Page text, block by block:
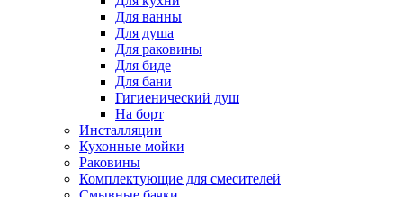
Для ванны
Для душа
Для раковины
Для биде
Для бани
Гигиенический душ
На борт
Инсталляции
Кухонные мойки
Раковины
Комплектующие для смесителей